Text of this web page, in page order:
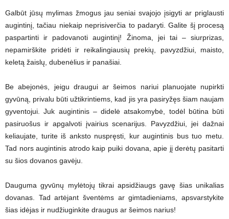
Galbūt jūsų mylimas žmogus jau seniai svajojo įsigyti ar priglausti
augintinį, tačiau niekaip neprisiverčia to padaryti. Galite šį procesą
paspartinti ir padovanoti augintinį! Žinoma, jei tai – siurprizas,
nepamirškite pridėti ir reikalingiausių prekių, pavyzdžiui, maisto,
keletą žaislų, dubenėlius ir panašiai.
Be abejonės, jeigu draugui ar šeimos nariui planuojate nupirkti
gyvūną, privalu būti užtikrintiems, kad jis yra pasiryžęs šiam naujam
gyventojui. Juk augintinis – didelė atsakomybė, todėl būtina būti
pasiruošus ir apgalvoti įvairius scenarijus. Pavyzdžiui, jei dažnai
keliaujate, turite iš anksto nuspręsti, kur augintinis bus tuo metu.
Tad nors augintinis atrodo kaip puiki dovana, apie jį derėtų pasitarti
su šios dovanos gavėju.
Dauguma gyvūnų mylėtojų tikrai apsidžiaugs gavę šias unikalias
dovanas. Tad artėjant šventėms ar gimtadieniams, apsvarstykite
šias idėjas ir nudžiuginkite draugus ar šeimos narius!